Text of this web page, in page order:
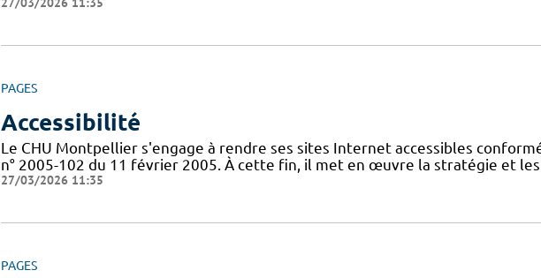
PAGES
Accessibilité
Le CHU Montpellier s'engage à rendre ses sites Internet accessibles
n° 2005-102 du 11 février 2005. À cette fin, il met en œuvre la stratégie et les
27/03/2026 11:35
PAGES